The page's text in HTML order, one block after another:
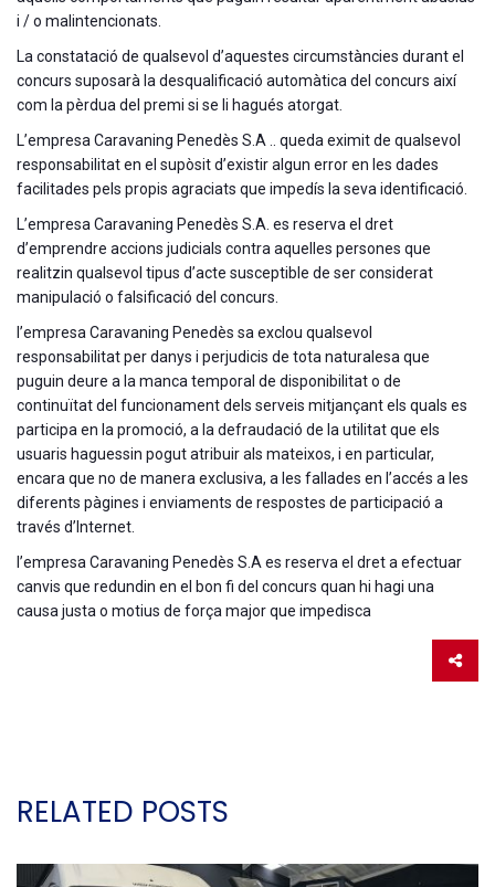
i / o malintencionats.
La constatació de qualsevol d’aquestes circumstàncies durant el
concurs suposarà la desqualificació automàtica del concurs així
com la pèrdua del premi si se li hagués atorgat.
L’empresa Caravaning Penedès S.A .. queda eximit de qualsevol
responsabilitat en el supòsit d’existir algun error en les dades
facilitades pels propis agraciats que impedís la seva identificació.
L’empresa Caravaning Penedès S.A. es reserva el dret
d’emprendre accions judicials contra aquelles persones que
realitzin qualsevol tipus d’acte susceptible de ser considerat
manipulació o falsificació del concurs.
l’empresa Caravaning Penedès sa exclou qualsevol
responsabilitat per danys i perjudicis de tota naturalesa que
puguin deure a la manca temporal de disponibilitat o de
continuïtat del funcionament dels serveis mitjançant els quals es
participa en la promoció, a la defraudació de la utilitat que els
usuaris haguessin pogut atribuir als mateixos, i en particular,
encara que no de manera exclusiva, a les fallades en l’accés a les
diferents pàgines i enviaments de respostes de participació a
través d’Internet.
l’empresa Caravaning Penedès S.A es reserva el dret a efectuar
canvis que redundin en el bon fi del concurs quan hi hagi una
causa justa o motius de força major que impedisca
RELATED POSTS